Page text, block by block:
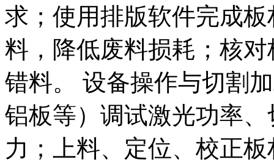
求；使用排版软件完成
料，降低废料损耗；核
错料。 设备操作与切割
铝板等）调试激光功率
力；上料、定位、校正